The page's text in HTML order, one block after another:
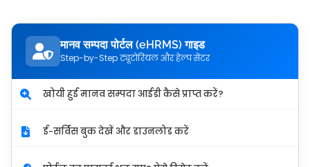
मानव सम्पदा पोर्टल (eHRMS) गाइड
Step-by-Step ट्यूटोरियल और हेल्प सेंटर
खोयी हुई मानव सम्पदा आईडी कैसे प्राप्त करें?
ई-सर्विस बुक देखें और डाउनलोड करें